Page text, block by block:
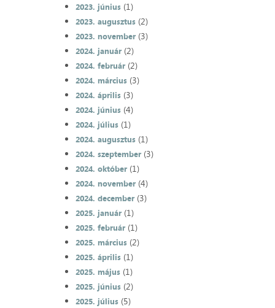
2023. június(1)
2023. augusztus(2)
2023. november(3)
2024. január(2)
2024. február(2)
2024. március(3)
2024. április(3)
2024. június(4)
2024. július(1)
2024. augusztus(1)
2024. szeptember(3)
2024. október(1)
2024. november(4)
2024. december(3)
2025. január(1)
2025. február(1)
2025. március(2)
2025. április(1)
2025. május(1)
2025. június(2)
2025. július(5)